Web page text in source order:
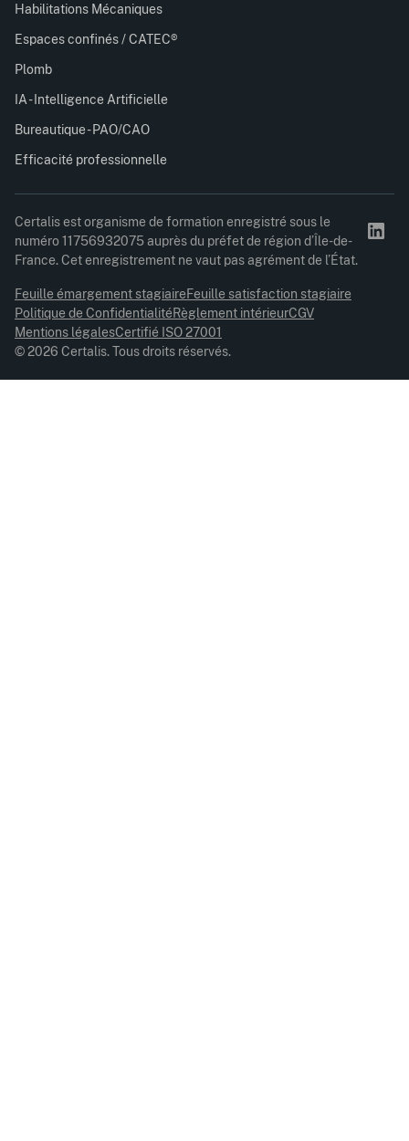
Habilitations Mécaniques
Espaces confinés / CATEC®
Plomb
IA - Intelligence Artificielle
Bureautique - PAO/CAO
Efficacité professionnelle
Certalis est organisme de formation enregistré sous le
numéro 11756932075 auprès du préfet de région d’Île-de-
France. Cet enregistrement ne vaut pas agrément de l’État.
© 2026 Certalis. Tous droits réservés.
Feuille émargement stagiaireFeuille satisfaction stagiaire
Politique de ConfidentialitéRèglement intérieurCGV
Mentions légalesCertifié ISO 27001